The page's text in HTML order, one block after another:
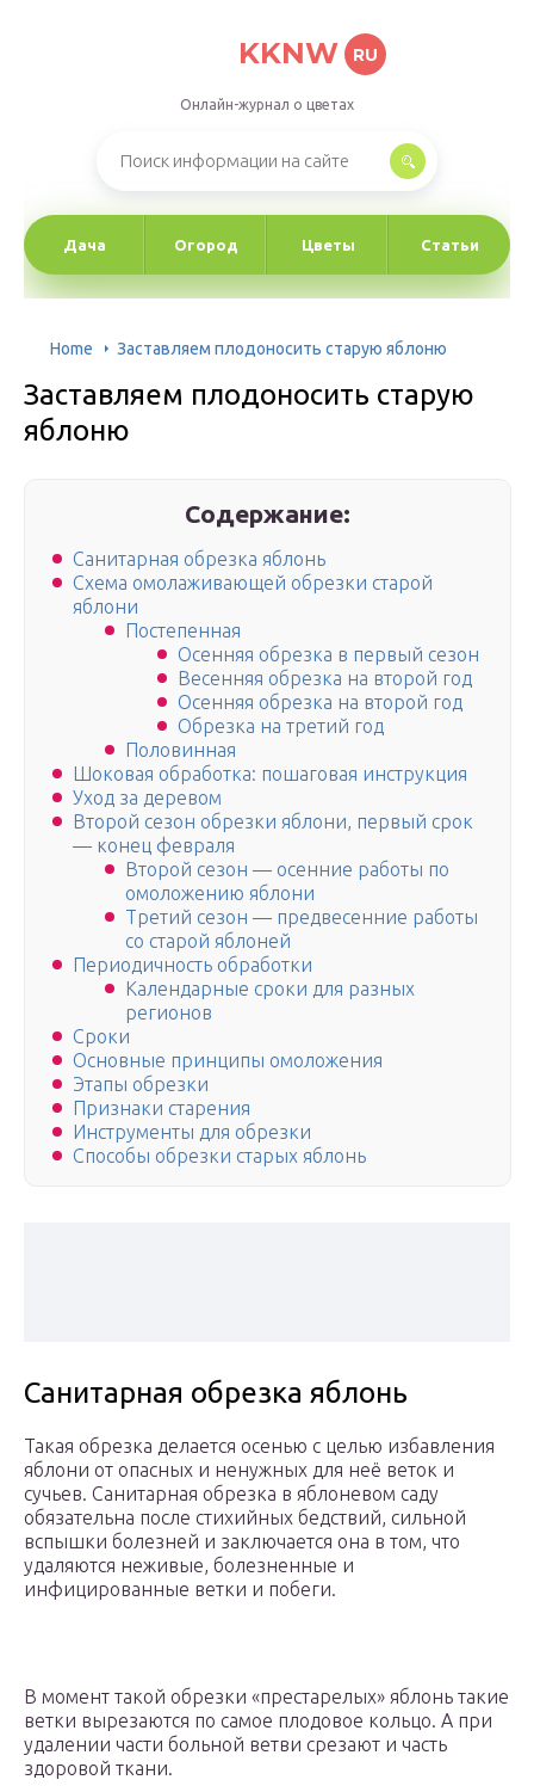
KKNW RU
Онлайн-журнал о цветах
Дача Огород Цветы Статьи
Home Заставляем плодоносить старую яблоню
Заставляем плодоносить старую
яблоню
Содержание:
Санитарная обрезка яблонь
Схема омолаживающей обрезки старой
яблони
Постепенная
Осенняя обрезка в первый сезон
Весенняя обрезка на второй год
Осенняя обрезка на второй год
Обрезка на третий год
Половинная
Шоковая обработка: пошаговая инструкция
Уход за деревом
Второй сезон обрезки яблони, первый срок
— конец февраля
Второй сезон — осенние работы по
омоложению яблони
Третий сезон — предвесенние работы
со старой яблоней
Периодичность обработки
Календарные сроки для разных
регионов
Сроки
Основные принципы омоложения
Этапы обрезки
Признаки старения
Инструменты для обрезки
Способы обрезки старых яблонь
Санитарная обрезка яблонь
Такая обрезка делается осенью с целью избавления
яблони от опасных и ненужных для неё веток и
сучьев. Санитарная обрезка в яблоневом саду
обязательна после стихийных бедствий, сильной
вспышки болезней и заключается она в том, что
удаляются неживые, болезненные и
инфицированные ветки и побеги.
В момент такой обрезки «престарелых» яблонь такие
ветки вырезаются по самое плодовое кольцо. А при
удалении части больной ветви срезают и часть
здоровой ткани.